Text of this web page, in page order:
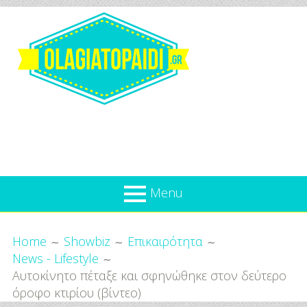
content
Menu
Για
το
Παιδί
Επικαιρότητα
Προσφορές
Home Showbiz
Επικαιρότητα
News - Lifestyle
Αυτοκίνητο πέταξε και σφηνώθηκε στον δεύτερο
όροφο κτιρίου (βίντεο)